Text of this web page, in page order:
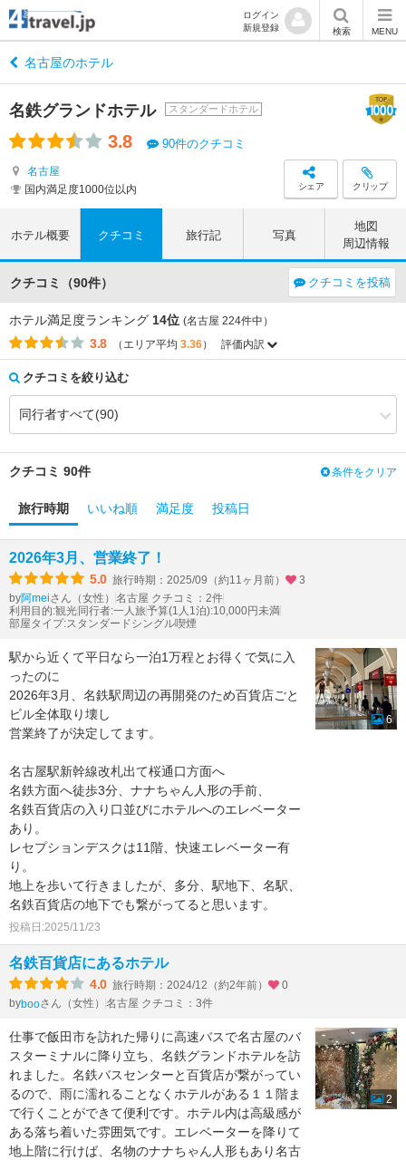
ログイン
新規登録
検索 MENU
名古屋のホテル
名鉄グランドホテル スタンダードホテル
3.8 90件のクチコミ
名古屋
国内満足度1000位以内
シェア クリップ
ホテル概要 クチコミ 旅行記 写真
地図
周辺情報
クチコミ（90件） クチコミを投稿
ホテル満足度ランキング 14位 (名古屋 224件中）
3.8 （エリア平均 3.36）
評価内訳
評価項目
エリア平均
このホテルの平均
アクセス
コストパフォーマンス
接客対応 3.62 3.89（+0.27）
風呂
食事・ドリンク
クチコミを絞り込む
クチコミ 90件 条件をクリア
旅行時期 いいね順 満足度 投稿日
2026年3月、営業終了！
5.0 旅行時期：2025/09（約11ヶ月前）
3
by阿meiさん（女性） 名古屋 クチコミ：2件
利用目的:観光 同行者:一人旅予算(1人1泊):10,000円未満
部屋タイプ:スタンダードシングル喫煙
駅から近くて平日なら一泊1万程とお得くで気に入
ったのに
2026年3月、名鉄駅周辺の再開発のため百貨店ごと
ビル全体取り壊し
営業終了が決定してます。
名古屋駅新幹線改札出て桜通口方面へ
名鉄方面へ徒歩3分、ナナちゃん人形の手前、
名鉄百貨店の入り口並びにホテルへのエレベーター
あり。
レセプションデスクは11階、快速エレベーター有
り。
地上を歩いて行きましたが、多分、駅地下、名駅、
名鉄百貨店の地下でも繋がってると思います。
投稿日:2025/11/23
6
名鉄百貨店にあるホテル
4.0 旅行時期：2024/12（約2年前）
0
bybooさん（女性） 名古屋 クチコミ：3件
仕事で飯田市を訪れた帰りに高速バスで名古屋のバ
スターミナルに降り立ち、名鉄グランドホテルを訪
れました。名鉄バスセンターと百貨店が繋がってい
るので、雨に濡れることなくホテルがある１１階ま
で行くことができて便利です。ホテル内は高級感が
ある落ち着いた雰囲気です。エレベーターを降りて
地上階に行けば、名物のナナちゃん人形もあり名古
2